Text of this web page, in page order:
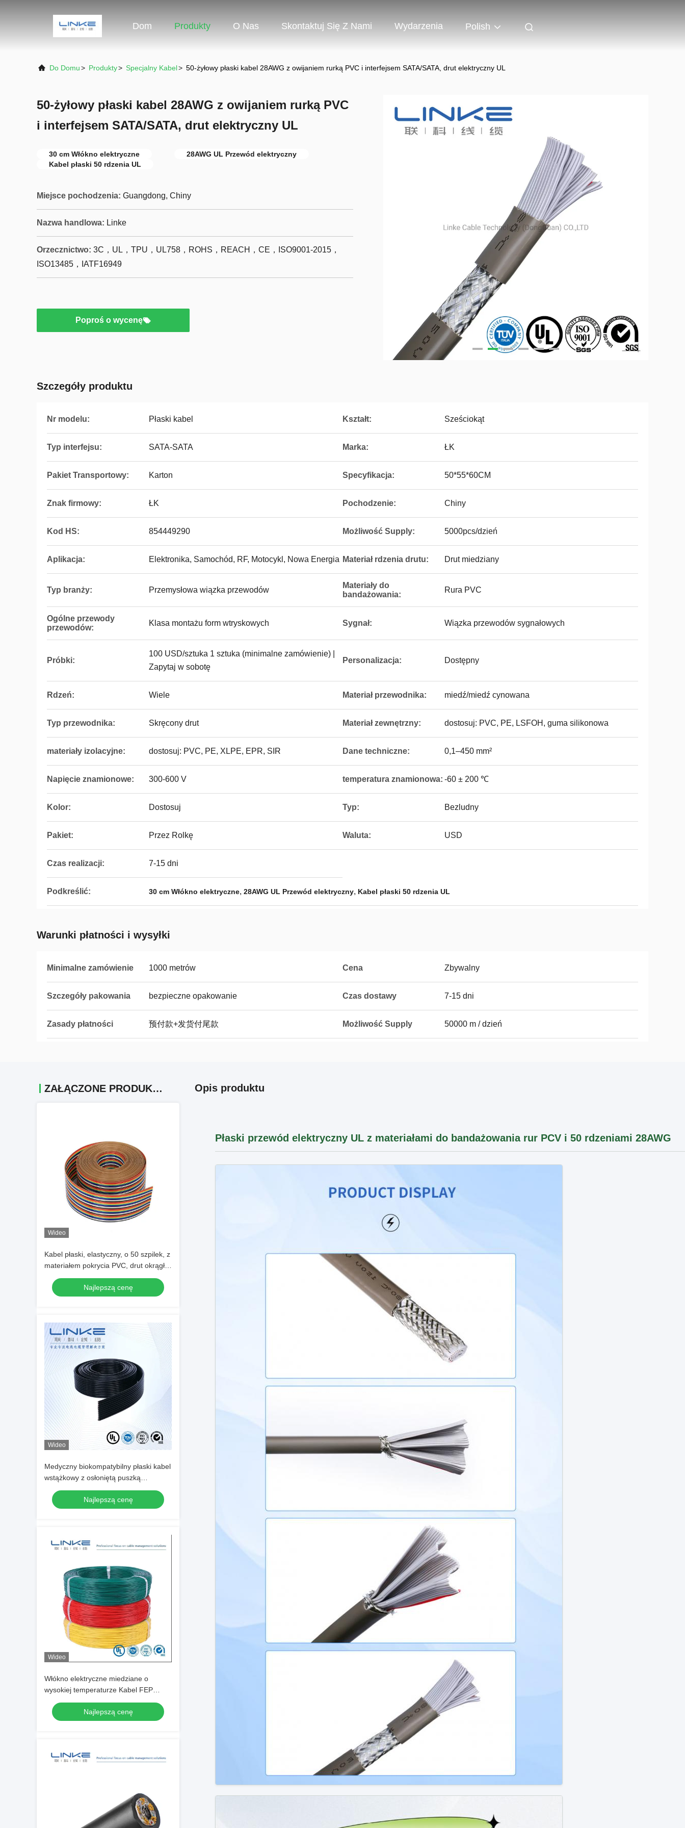
Dom Produkty O Nas Skontaktuj Się Z Nami Wydarzenia Polish
Do Domu> Produkty> Specjalny Kabel> 50-żyłowy płaski kabel 28AWG z owijaniem rurką PVC i interfejsem SATA/SATA, drut elektryczny UL
50-żyłowy płaski kabel 28AWG z owijaniem rurką PVC
i interfejsem SATA/SATA, drut elektryczny UL
30 cm Włókno elektryczne
28AWG UL Przewód elektryczny
Kabel płaski 50 rdzenia UL
Miejsce pochodzenia: Guangdong, Chiny
Nazwa handlowa: Linke
Orzecznictwo: 3C，UL，TPU，UL758，ROHS，REACH，CE，ISO9001-2015，
ISO13485，IATF16949
Poproś o wycenę
Szczegóły produktu
Nr modelu: Płaski kabel Kształt: Sześciokąt
Typ interfejsu: SATA-SATA Marka: ŁK
Pakiet Transportowy: Karton Specyfikacja: 50*55*60CM
Znak firmowy: ŁK Pochodzenie: Chiny
Kod HS: 854449290 Możliwość Supply: 5000pcs/dzień
Aplikacja: Elektronika, Samochód, RF, Motocykl, Nowa Energia Materiał rdzenia drutu: Drut miedziany
Typ branży: Przemysłowa wiązka przewodów
Materiały do ​​​​
bandażowania:
Rura PVC
Ogólne przewody
przewodów:
Klasa montażu form wtryskowych Sygnał: Wiązka przewodów sygnałowych
Próbki:
100 USD/sztuka 1 sztuka (minimalne zamówienie) |
Zapytaj w sobotę
Personalizacja: Dostępny
Rdzeń: Wiele Materiał przewodnika: miedź/miedź cynowana
Typ przewodnika: Skręcony drut Materiał zewnętrzny: dostosuj: PVC, PE, LSFOH, guma silikonowa
materiały izolacyjne: dostosuj: PVC, PE, XLPE, EPR, SIR Dane techniczne: 0,1–450 mm²
Napięcie znamionowe: 300-600 V temperatura znamionowa: -60 ± 200 ℃
Kolor: Dostosuj Typ: Bezludny
Pakiet: Przez Rolkę Waluta: USD
Czas realizacji: 7-15 dni
Podkreślić: 30 cm Włókno elektryczne, 28AWG UL Przewód elektryczny, Kabel płaski 50 rdzenia UL
Warunki płatności i wysyłki
Minimalne zamówienie 1000 metrów Cena Zbywalny
Szczegóły pakowania bezpieczne opakowanie Czas dostawy 7-15 dni
Zasady płatności 预付款+发货付尾款 Możliwość Supply 50000 m / dzień
ZAŁĄCZONE PRODUKTY
Wideo
Kabel płaski, elastyczny, o 50 szpilek, z
materiałem pokrycia PVC, drut okrągły i
napięciem znamionowym 300 V
Najlepszą cenę
Wideo
Medyczny biokompatybilny płaski kabel
wstążkowy z osłoniętą puszką
miedzianą i płaszczem PVC do
zastosowań na zamówienie
Najlepszą cenę
Wideo
Włókno elektryczne miedziane o
wysokiej temperaturze Kabel FEP
UL1333 300V/150c do urządzeń
elektronicznychNajlepszą cenę
Opis produktu
Płaski przewód elektryczny UL z materiałami do bandażowania rur PCV i 50 rdzeniami 28AWG